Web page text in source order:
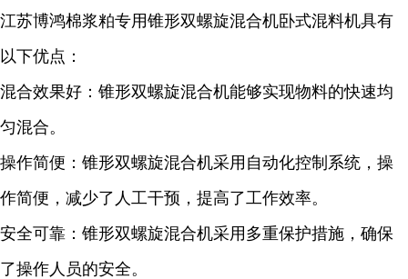
江苏博鸿棉浆粕专用锥形双螺旋混合机卧式混料机具有
以下优点：
混合效果好：锥形双螺旋混合机能够实现物料的快速均
匀混合。
操作简便：锥形双螺旋混合机采用自动化控制系统，操
作简便，减少了人工干预，提高了工作效率。
安全可靠：锥形双螺旋混合机采用多重保护措施，确保
了操作人员的安全。